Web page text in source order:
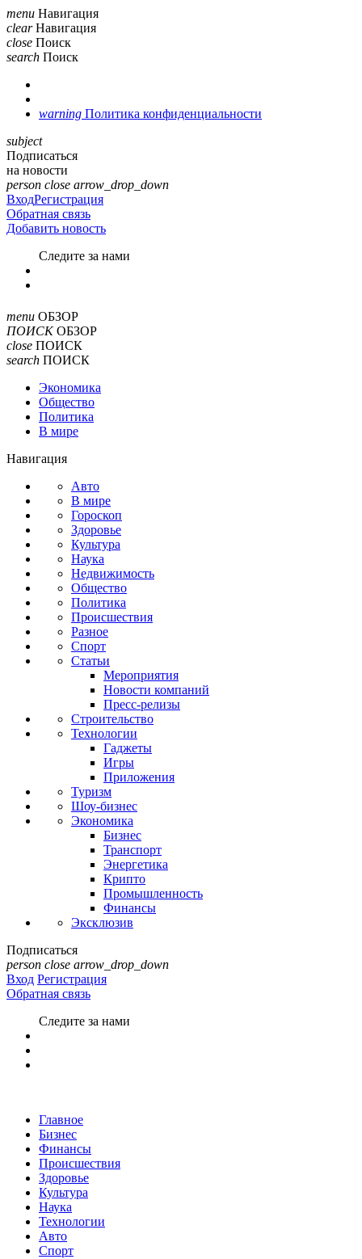
menu Навигация
clear Навигация
close Поиск
search Поиск
warning Политика конфиденциальности
subject
Подписаться
на новости
person close arrow_drop_down
ВходРегистрация
Обратная связь
Добавить новость
Cледите за нами
menu ОБЗОР
ПОИСК ОБЗОР
close ПОИСК
search ПОИСК
Экономика
Общество
Политика
В мире
Навигация
Авто
В мире
Гороскоп
Здоровье
Культура
Наука
Недвижимость
Общество
Политика
Происшествия
Разное
Спорт
Статьи
Мероприятия
Новости компаний
Пресс-релизы
Строительство
Технологии
Гаджеты
Игры
Приложения
Туризм
Шоу-бизнес
Экономика
Бизнес
Транспорт
Энергетика
Крипто
Промышленность
Финансы
Эксклюзив
Подписаться
person close arrow_drop_down
Вход Регистрация
Обратная связь
Следите за нами
Главное
Бизнес
Финансы
Происшествия
Здоровье
Культура
Наука
Технологии
Авто
Спорт